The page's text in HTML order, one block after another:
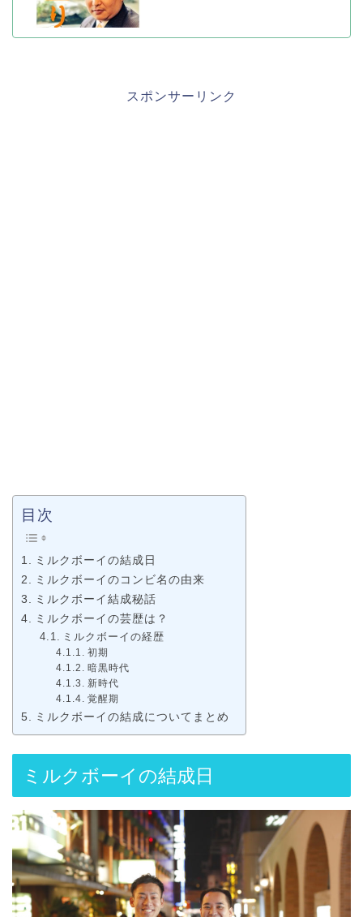
スポンサーリンク
目次
ミルクボーイの結成日
ミルクボーイのコンビ名の由来
ミルクボーイ結成秘話
ミルクボーイの芸歴は？
ミルクボーイの経歴
初期
暗黒時代
新時代
覚醒期
ミルクボーイの結成についてまとめ
ミルクボーイの結成日